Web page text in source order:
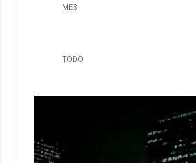
MES
TODO